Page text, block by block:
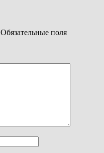
Обязательные поля